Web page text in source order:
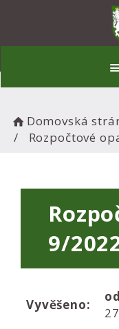
Domovská
Rozpočtové
9/
Vyvěšeno:
od